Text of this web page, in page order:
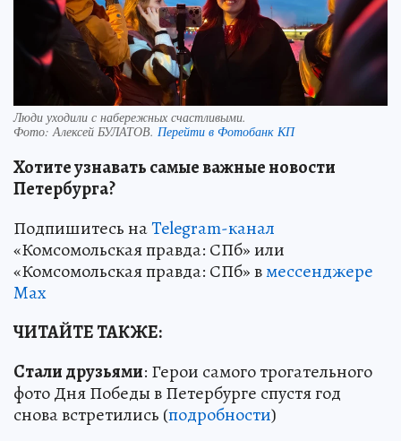
Люди уходили с набережных счастливыми.
Фото:Алексей БУЛАТОВ. Перейти в Фотобанк КП
Хотите узнавать самые важные новости
Петербурга?
Подпишитесь наTelegram-канал
«Комсомольская правда: СПб» или
«Комсомольская правда: СПб» вмессенджере
Max
ЧИТАЙТЕ ТАКЖЕ:
Стали друзьями: Герои самого трогательного
фото Дня Победы в Петербурге спустя год
снова встретились (подробности)